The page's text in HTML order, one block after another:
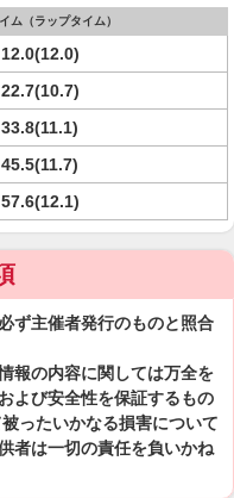
ム（ラップタイム）
12.0(12.0)
22.7(10.7)
33.8(11.1)
45.5(11.7)
57.6(12.1)
ず主催者発行のものと照合
報の内容に関しては万全を
よび安全性を保証するもの
ったいかなる損害について
者は一切の責任を負いかね